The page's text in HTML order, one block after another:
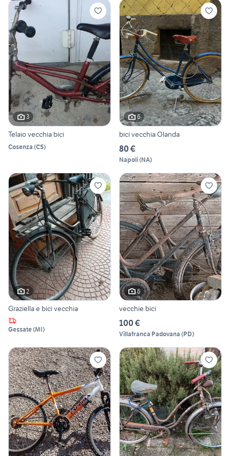
3
Telaio vecchia bici
Cosenza (CS)
6
bici vecchia Olanda
80 €
Napoli(NA)
2
Graziella e bici vecchia
Gessate(MI)
6
vecchie bici
100 €
Villafranca Padovana (PD)